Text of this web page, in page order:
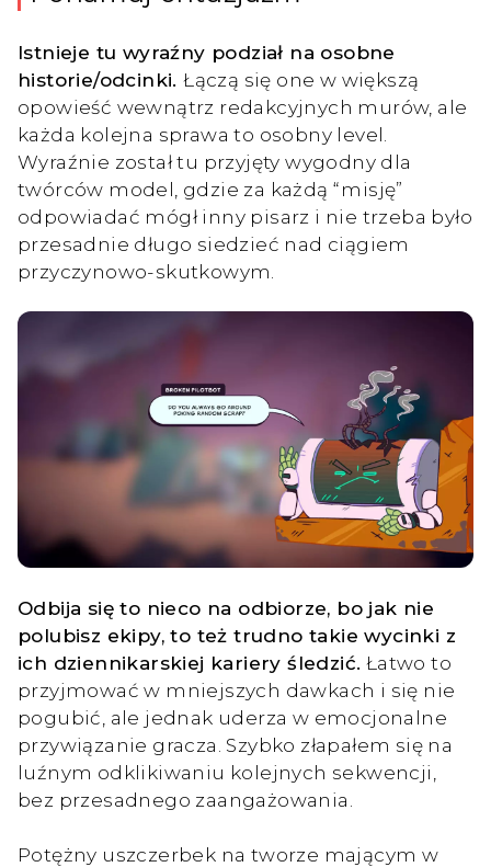
Istnieje tu wyraźny podział na osobne
historie/odcinki.Łączą się one w większą
opowieść wewnątrz redakcyjnych murów, ale
każda kolejna sprawa to osobny level.
Wyraźnie został tu przyjęty wygodny dla
twórców model, gdzie za każdą “misję”
odpowiadać mógł inny pisarz i nie trzeba było
przesadnie długo siedzieć nad ciągiem
przyczynowo-skutkowym.
Odbija się to nieco na odbiorze, bo jak nie
polubisz ekipy, to też trudno takie wycinki z
ich dziennikarskiej kariery śledzić. Łatwo to
przyjmować w mniejszych dawkach i się nie
pogubić, ale jednak uderza w emocjonalne
przywiązanie gracza. Szybko złapałem się na
luźnym odklikiwaniu kolejnych sekwencji,
bez przesadnego zaangażowania.
Potężny uszczerbek na tworze mającym w